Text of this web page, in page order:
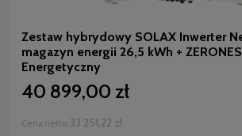
Zestaw hybrydowy SOLAX Inwerter
magazyn energii 26,5 kWh +
Energetyczny
40 899,00 zł
Cena netto: 33 251,22 zł